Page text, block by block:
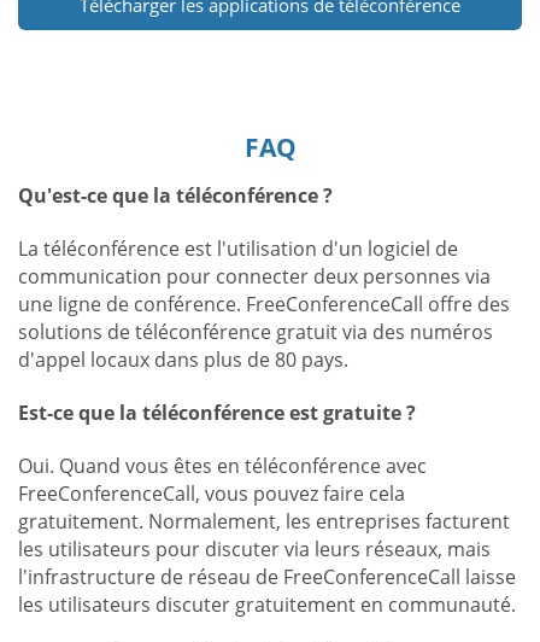
Télécharger les applications de téléconférence
FAQ
Qu'est-ce que la téléconférence ?
La téléconférence est l'utilisation d'un logiciel de
communication pour connecter deux personnes via
une ligne de conférence. FreeConferenceCall offre des
solutions de téléconférence gratuit via des numéros
d'appel locaux dans plus de 80 pays.
Est-ce que la téléconférence est gratuite ?
Oui. Quand vous êtes en téléconférence avec
FreeConferenceCall, vous pouvez faire cela
gratuitement. Normalement, les entreprises facturent
les utilisateurs pour discuter via leurs réseaux, mais
l'infrastructure de réseau de FreeConferenceCall laisse
les utilisateurs discuter gratuitement en communauté.